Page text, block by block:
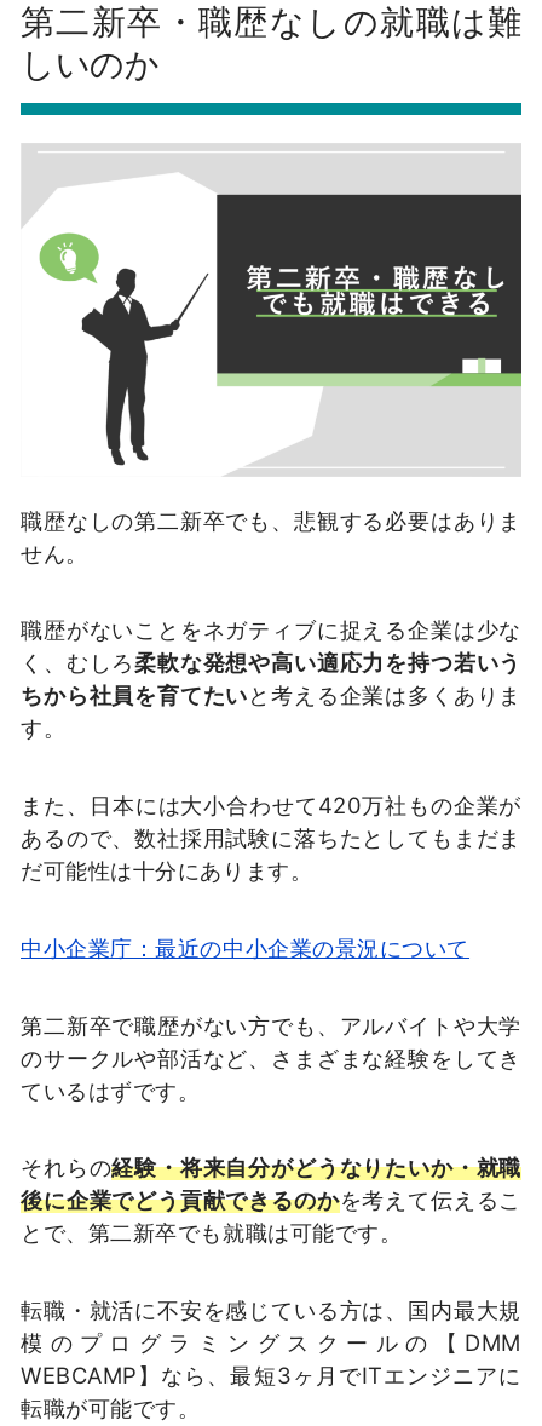
第二新卒・職歴なしの就職は難
しいのか
職歴なしの第二新卒でも、悲観する必要はありま
せん。
職歴がないことをネガティブに捉える企業は少な
く、むしろ柔軟な発想や高い適応力を持つ若いう
ちから社員を育てたいと考える企業は多くありま
す。
また、日本には大小合わせて420万社もの企業が
あるので、数社採用試験に落ちたとしてもまだま
だ可能性は十分にあります。
中小企業庁：最近の中小企業の景況について
第二新卒で職歴がない方でも、アルバイトや大学
のサークルや部活など、さまざまな経験をしてき
ているはずです。
それらの経験・将来自分がどうなりたいか・就職
後に企業でどう貢献できるのかを考えて伝えるこ
とで、第二新卒でも就職は可能です。
転職・就活に不安を感じている方は、国内最大規
模のプログラミングスクールの【DMM
WEBCAMP】なら、最短3ヶ月でITエンジニアに
転職が可能です。